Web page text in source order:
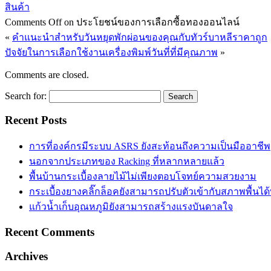
สินค้า
Comments Offon ประโยชน์ของการเลือกซื้อทองออนไลน์
« คำแนะนำสำหรับวันหยุดพักผ่อนของคุณกับทัวร์บาหลีราคาถูก
ปัจจัยในการเลือกใช้งานเครื่องพิมพ์วันที่ที่มีคุณภาพ »
Comments are closed.
Search for:
Recent Posts
การที่องค์กรมีระบบ ASRS ยังสะท้อนถึงความเป็นมืออาชีพ
นอกจากประเภทของ Racking ที่หลากหลายแล้ว
พื้นบ้านกระเบื้องลายไม้ไม่เพียงตอบโจทย์ความสวยงาม
กระเบื้องยางคลิ๊กล็อคยังสามารถปรับตัวเข้ากับสภาพพื้นไ
แก้วน้ำเก็บอุณหภูมิยังสามารถสร้างแรงบันดาลใจ
Recent Comments
Archives